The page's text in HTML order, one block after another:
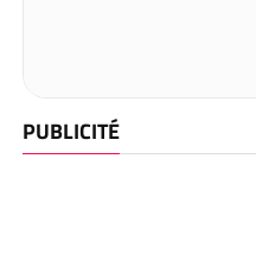
PUBLICITÉ